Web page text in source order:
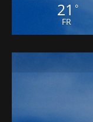
21 °
FR